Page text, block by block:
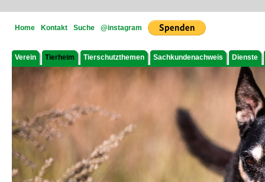
Home Kontakt Suche @instagram
Verein Tierheim Tierschutzthemen Sachkundenachweis Dienste